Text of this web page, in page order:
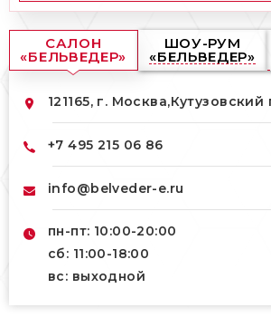
САЛОН
«БЕЛЬВЕДЕР»
ШОУ-РУМ
«БЕЛЬВЕДЕР»
121165, г. Москва,Кутузовский
+7 495 215 06 86
info@belveder-e.ru
пн-пт: 10:00-20:00
сб: 11:00-18:00
вс: выходной